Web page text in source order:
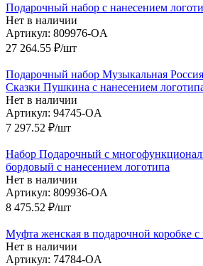
Подарочный набор с нанесением
Нет в наличии
Артикул: 809976-OA
27 264.55 ₽/шт
Подарочный набор Музыкальная
Сказки Пушкина с нанесением
Нет в наличии
Артикул: 94745-OA
7 297.52 ₽/шт
Набор Подарочный с
бордовый с нанесением логотипа
Нет в наличии
Артикул: 809936-OA
8 475.52 ₽/шт
Муфта женская в подарочной коробке с
Нет в наличии
Артикул: 74784-OA